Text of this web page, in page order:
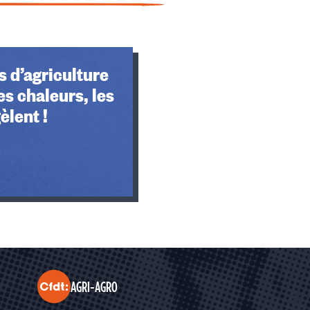
d’agriculture
chaleurs, les
!
AGRI-AGRO